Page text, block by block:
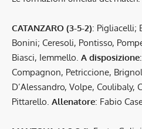
CATANZARO (3-5-2): Pigliacelli;
Bonini; Ceresoli, Pontisso,
Biasci, Iemmello. A disposizione
Compagnon, Petriccione,
D’Alessandro, Volpe, Coulibaly,
Pittarello. Allenatore: Fabio